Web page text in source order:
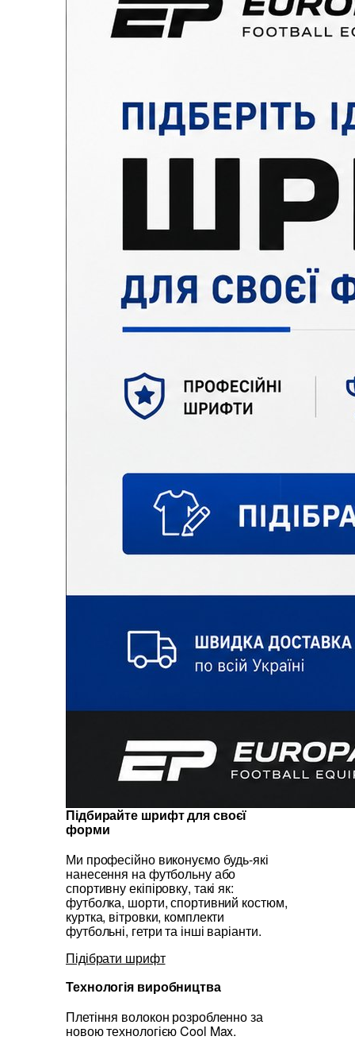
Підбирайте шрифт для своєї
форми
Ми професійно виконуємо будь-які
нанесення на футбольну або
спортивну екіпіровку, такі як:
футболка, шорти, спортивний костюм,
куртка, вітровки, комплекти
футбольні, гетри та інші варіанти.
Підібрати шрифт
Технологія виробництва
Плетіння волокон розробленно за
новою технологією Cool Max.